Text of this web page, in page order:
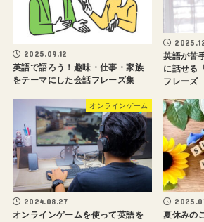
2025.09.12
英語で語ろう！趣味・仕事・家族
をテーマにした会話フレーズ集
英語が苦
に話せる
フレーズ
オンラインゲーム
2024.08.27
オンラインゲームを使って英語を
夏休みの